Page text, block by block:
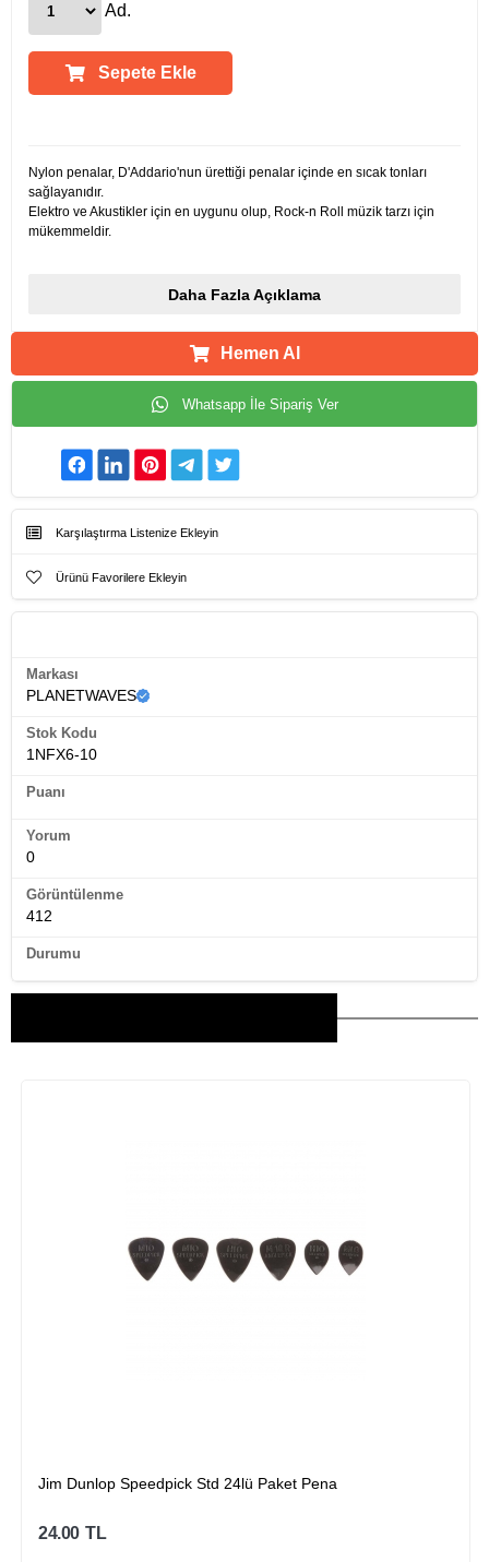
Ad.
Sepete Ekle
Nylon penalar, D'Addario'nun ürettiği penalar içinde en sıcak tonları
sağlayanıdır.
Elektro ve Akustikler için en uygunu olup, Rock-n Roll müzik tarzı için
mükemmeldir.
Daha Fazla Açıklama
Hemen Al
Whatsapp İle Sipariş Ver
Karşılaştırma Listenize Ekleyin
Ürünü Favorilere Ekleyin
Markası
PLANETWAVES
Stok Kodu
1NFX6-10
Puanı
Yorum
0
Görüntülenme
412
Durumu
Jim Dunlop Speedpick Std 24lü Paket Pena
24.00 TL